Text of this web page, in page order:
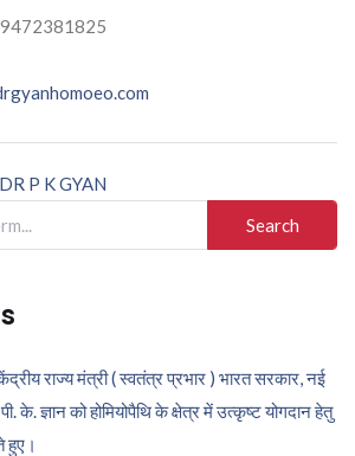
DR P K GYAN
राज्य मंत्री ( स्वतंत्र प्रभार ) भारत सरकार, नई
के. ज्ञान को होमियोपैथि के क्षेत्र में उत्कृष्ट योगदान हेतु
हुए।